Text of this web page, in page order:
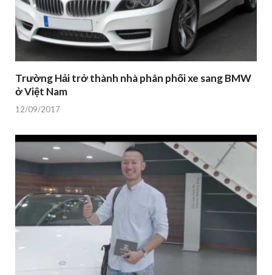
Trường Hải trở thành nhà phân phối xe sang BMW
ở Việt Nam
12/09/2017